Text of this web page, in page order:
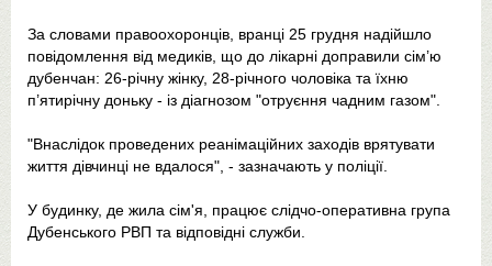
За словами правоохоронців, вранці 25 грудня надійшло
повідомлення від медиків, що до лікарні доправили сім’ю
дубенчан: 26-річну жінку, 28-річного чоловіка та їхню
п’ятирічну доньку - із діагнозом "отруєння чадним газом".
"Внаслідок проведених реанімаційних заходів врятувати
життя дівчинці не вдалося", - зазначають у поліції.
У будинку, де жила сім'я, працює слідчо-оперативна група
Дубенського РВП та відповідні служби.